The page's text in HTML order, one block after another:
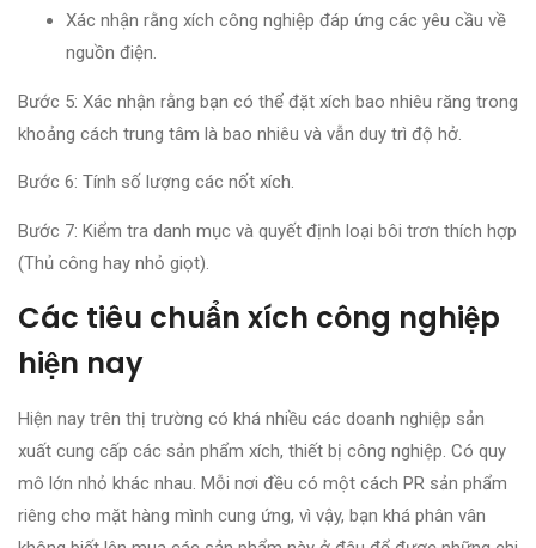
Xác nhận rằng xích công nghiệp đáp ứng các yêu cầu về
nguồn điện.
Bước 5: Xác nhận rằng bạn có thể đặt xích bao nhiêu răng trong
khoảng cách trung tâm là bao nhiêu và vẫn duy trì độ hở.
Bước 6: Tính số lượng các nốt xích.
Bước 7: Kiểm tra danh mục và quyết định loại bôi trơn thích hợp
(Thủ công hay nhỏ giọt).
Các tiêu chuẩn xích công nghiệp
hiện nay
Hiện nay trên thị trường có khá nhiều các doanh nghiệp sản
xuất cung cấp các sản phẩm xích, thiết bị công nghiệp. Có quy
mô lớn nhỏ khác nhau. Mỗi nơi đều có một cách PR sản phẩm
riêng cho mặt hàng mình cung ứng, vì vậy, bạn khá phân vân